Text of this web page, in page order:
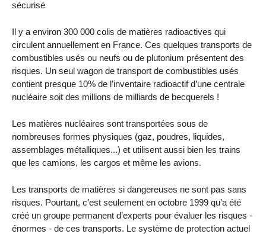
sécurisé
Il y a environ 300 000 colis de matières radioactives qui
circulent annuellement en France. Ces quelques transports de
combustibles usés ou neufs ou de plutonium présentent des
risques. Un seul wagon de transport de combustibles usés
contient presque 10% de l’inventaire radioactif d’une centrale
nucléaire soit des millions de milliards de becquerels !
Les matières nucléaires sont transportées sous de
nombreuses formes physiques (gaz, poudres, liquides,
assemblages métalliques...) et utilisent aussi bien les trains
que les camions, les cargos et même les avions.
Les transports de matières si dangereuses ne sont pas sans
risques. Pourtant, c’est seulement en octobre 1999 qu’a été
créé un groupe permanent d’experts pour évaluer les risques -
énormes - de ces transports. Le système de protection actuel